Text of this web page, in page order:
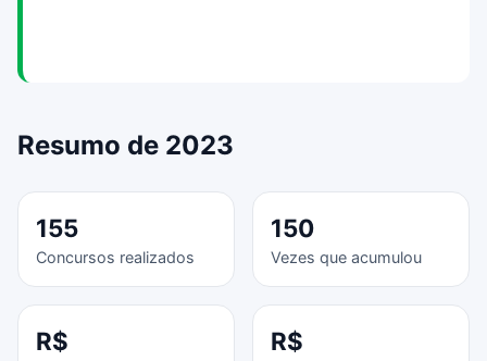
Resumo de 2023
155
Concursos realizados
150
Vezes que acumulou
R$
R$